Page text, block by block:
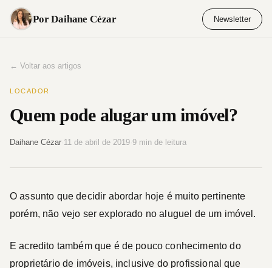
Pular
para
Por Daihane Cézar Newsletter
← Voltar aos artigos
LOCADOR
Quem pode alugar um imóvel?
Daihane Cézar 11 de abril de 2019 9 min de leitura
O assunto que decidir abordar hoje é muito pertinente
porém, não vejo ser explorado no aluguel de um imóvel.
E acredito também que é de pouco conhecimento do
proprietário de imóveis, inclusive do profissional que